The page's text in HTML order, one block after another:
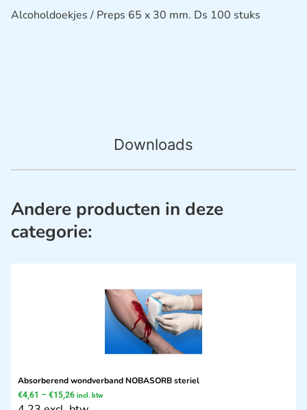
Downloads
Alcoholdoekjes / Preps 65 x 30 mm. Ds 100 stuks
Andere producten in deze
categorie:
Absorberend wondverband NOBASORB steriel
€4,61 – €15,26 incl. btw